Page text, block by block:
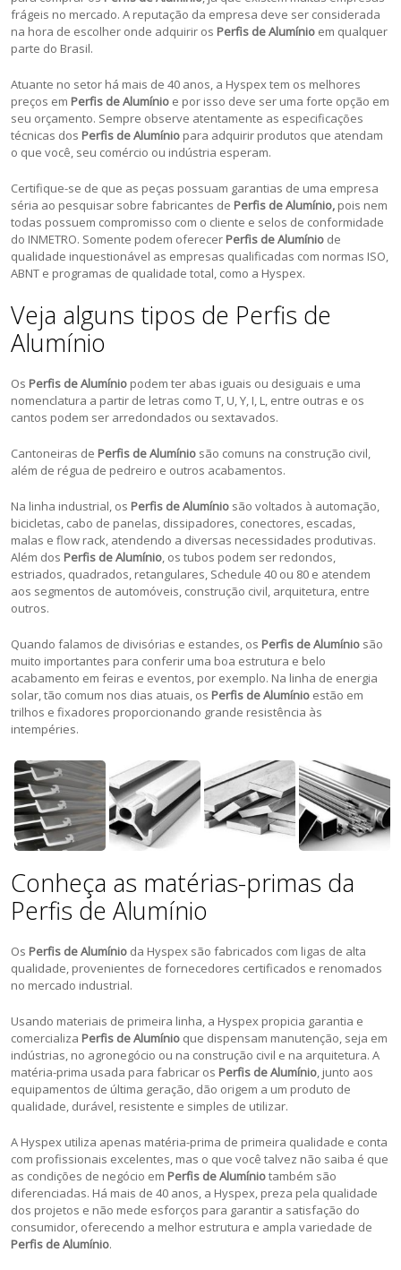
frágeis no mercado. A reputação da empresa deve ser considerada
na hora de escolher onde adquirir os Perfis de Alumínio em qualquer
parte do Brasil.
Atuante no setor há mais de 40 anos, a Hyspex tem os melhores
preços em Perfis de Alumínio e por isso deve ser uma forte opção em
seu orçamento. Sempre observe atentamente as especificações
técnicas dos Perfis de Alumínio para adquirir produtos que atendam
o que você, seu comércio ou indústria esperam.
Certifique-se de que as peças possuam garantias de uma empresa
séria ao pesquisar sobre fabricantes de Perfis de Alumínio, pois nem
todas possuem compromisso com o cliente e selos de conformidade
do INMETRO. Somente podem oferecer Perfis de Alumínio de
qualidade inquestionável as empresas qualificadas com normas ISO,
ABNT e programas de qualidade total, como a Hyspex.
Veja alguns tipos de Perfis de
Alumínio
Os Perfis de Alumínio podem ter abas iguais ou desiguais e uma
nomenclatura a partir de letras como T, U, Y, I, L, entre outras e os
cantos podem ser arredondados ou sextavados.
Cantoneiras de Perfis de Alumínio são comuns na construção civil,
além de régua de pedreiro e outros acabamentos.
Na linha industrial, os Perfis de Alumínio são voltados à automação,
bicicletas, cabo de panelas, dissipadores, conectores, escadas,
malas e flow rack, atendendo a diversas necessidades produtivas.
Além dos Perfis de Alumínio , os tubos podem ser redondos,
estriados, quadrados, retangulares, Schedule 40 ou 80 e atendem
aos segmentos de automóveis, construção civil, arquitetura, entre
outros.
Quando falamos de divisórias e estandes, os Perfis de Alumínio são
muito importantes para conferir uma boa estrutura e belo
acabamento em feiras e eventos, por exemplo. Na linha de energia
solar, tão comum nos dias atuais, os Perfis de Alumínio estão em
trilhos e fixadores proporcionando grande resistência às
intempéries.
Conheça as matérias-primas da
Perfis de Alumínio
Os Perfis de Alumínio da Hyspex são fabricados com ligas de alta
qualidade, provenientes de fornecedores certificados e renomados
no mercado industrial.
Usando materiais de primeira linha, a Hyspex propicia garantia e
comercializa Perfis de Alumínio que dispensam manutenção, seja em
indústrias, no agronegócio ou na construção civil e na arquitetura. A
matéria-prima usada para fabricar os Perfis de Alumínio, junto aos
equipamentos de última geração, dão origem a um produto de
qualidade, durável, resistente e simples de utilizar.
A Hyspex utiliza apenas matéria-prima de primeira qualidade e conta
com profissionais excelentes, mas o que você talvez não saiba é que
as condições de negócio em Perfis de Alumíniotambém são
diferenciadas. Há mais de 40 anos, a Hyspex, preza pela qualidade
dos projetos e não mede esforços para garantir a satisfação do
consumidor, oferecendo a melhor estrutura e ampla variedade de
Perfis de Alumínio.